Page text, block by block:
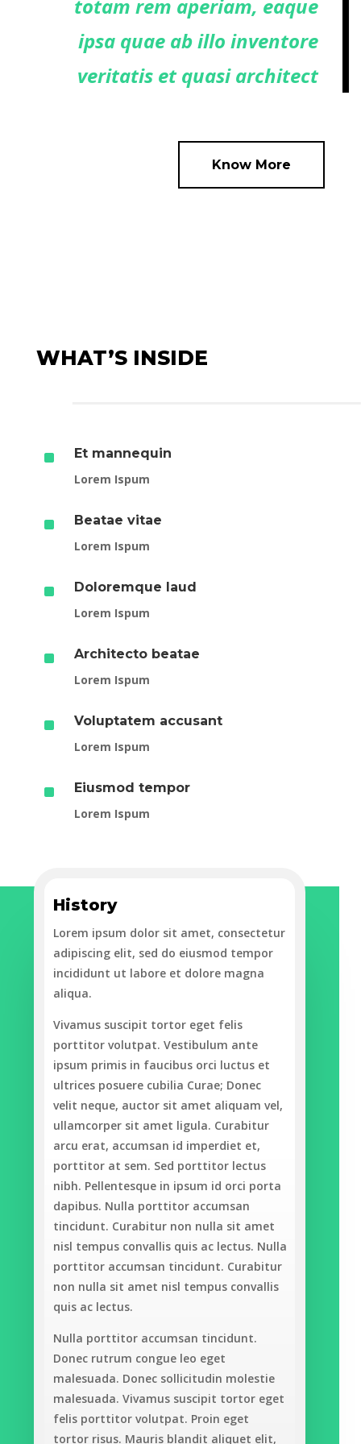
totam rem aperiam, eaque
ipsa quae ab illo inventore
veritatis et quasi architect
Know More
WHAT’S INSIDE
^
Et mannequin
Lorem Ispum
^
Beatae vitae
Lorem Ispum
^
Doloremque laud
Lorem Ispum
^
Architecto beatae
Lorem Ispum
^
Voluptatem accusant
Lorem Ispum
^
Eiusmod tempor
Lorem Ispum
History
Lorem ipsum dolor sit amet, consectetur
adipiscing elit, sed do eiusmod tempor
incididunt ut labore et dolore magna
aliqua.
Vivamus suscipit tortor eget felis
porttitor volutpat. Vestibulum ante
ipsum primis in faucibus orci luctus et
ultrices posuere cubilia Curae; Donec
velit neque, auctor sit amet aliquam vel,
ullamcorper sit amet ligula. Curabitur
arcu erat, accumsan id imperdiet et,
porttitor at sem. Sed porttitor lectus
nibh. Pellentesque in ipsum id orci porta
dapibus. Nulla porttitor accumsan
tincidunt. Curabitur non nulla sit amet
nisl tempus convallis quis ac lectus. Nulla
porttitor accumsan tincidunt. Curabitur
non nulla sit amet nisl tempus convallis
quis ac lectus.
Nulla porttitor accumsan tincidunt.
Donec rutrum congue leo eget
malesuada. Donec sollicitudin molestie
malesuada. Vivamus suscipit tortor eget
felis porttitor volutpat. Proin eget
tortor risus. Mauris blandit aliquet elit,